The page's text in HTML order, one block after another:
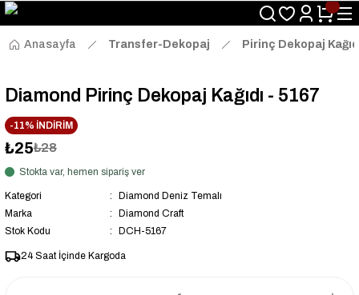
Size Özel "HG10" Kodu ile Sepette Hemen %10 İndirim Fırsatını
Kaçırmayın!
Anasayfa
Transfer-Dekopaj Pirinç Dekopaj
Diamond Pirinç Dekopaj Kağıdı - 5167
-11% İNDİRİM
₺25₺28
Stokta var, hemen sipariş ver
Kategori
Diamond Deniz Temalı
Marka
Diamond Craft
Stok Kodu
DCH-5167
24 Saat İçinde Kargoda